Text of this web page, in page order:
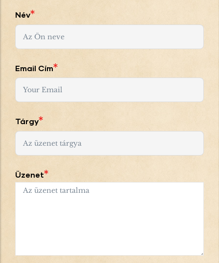
Név
Email Cím
Tárgy
Üzenet